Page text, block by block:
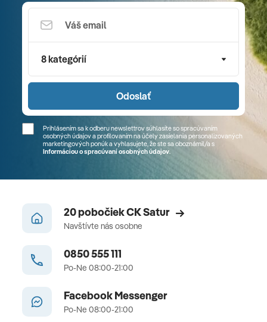
8 kategórií
Odoslať
Prihlásením sa k odberu newslettrov súhlasíte so spracúvaním
osobných údajov a profilovaním na účely zasielania personalizovaných
marketingových ponúk a vyhlasujete, že ste sa oboznámil/a s
Informáciou o spracúvaní osobných údajov.
20 pobočiek CK Satur
Navštívte nás osobne
0850 555 111
Po-Ne 08:00-21:00
Facebook Messenger
Po-Ne 08:00-21:00